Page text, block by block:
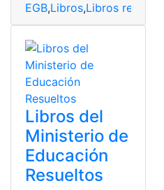
EGB,Libros,Libros resueltos
Libros del
Ministerio de
Educación
Resueltos